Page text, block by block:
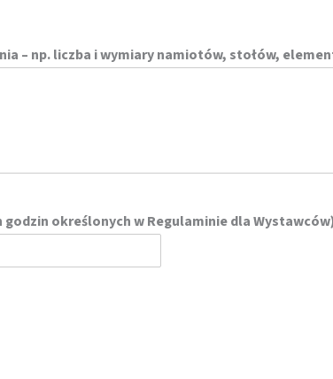
– np. liczba i wymiary namiotów, stołów,
określonych w Regulaminie dla